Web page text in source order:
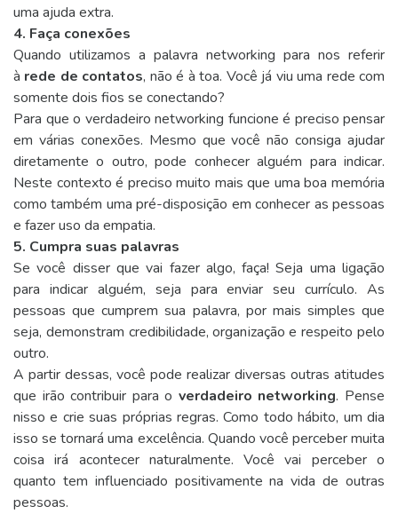
uma ajuda extra.
4. Faça conexões
Quando utilizamos a palavra networking para nos referir
à rede de contatos, não é à toa. Você já viu uma rede com
somente dois fios se conectando?
Para que o verdadeiro networking funcione é preciso pensar
em várias conexões. Mesmo que você não consiga ajudar
diretamente o outro, pode conhecer alguém para indicar.
Neste contexto é preciso muito mais que uma boa memória
como também uma pré-disposição em conhecer as pessoas
e fazer uso da empatia.
5. Cumpra suas palavras
Se você disser que vai fazer algo, faça! Seja uma ligação
para indicar alguém, seja para enviar seu currículo. As
pessoas que cumprem sua palavra, por mais simples que
seja, demonstram credibilidade, organização e respeito pelo
outro.
A partir dessas, você pode realizar diversas outras atitudes
que irão contribuir para o verdadeiro networking. Pense
nisso e crie suas próprias regras. Como todo hábito, um dia
isso se tornará uma excelência. Quando você perceber muita
coisa irá acontecer naturalmente. Você vai perceber o
quanto tem influenciado positivamente na vida de outras
pessoas.